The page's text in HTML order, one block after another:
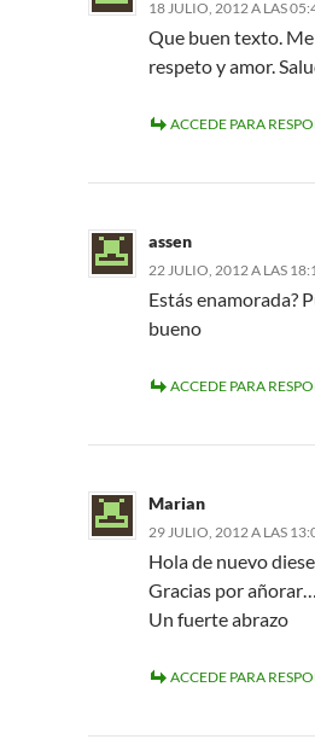
18 JULIO, 2012 A LAS
Que buen texto.
respeto y amor.
ACCEDE PARA
assen
22 JULIO, 2012 A LAS
Estás enamorada?
bueno
ACCEDE PARA
Marian
29 JULIO, 2012 A LAS
Hola de nuevo
Gracias por
Un fuerte abrazo
ACCEDE PARA